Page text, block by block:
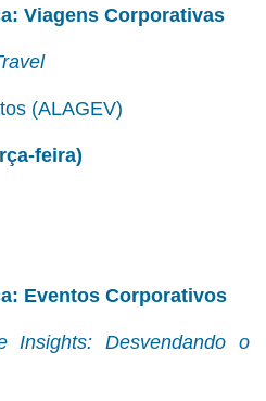
Viagens Corporativas
(ALAGEV)
feira)
Eventos Corporativos
Insights: Desvendando o